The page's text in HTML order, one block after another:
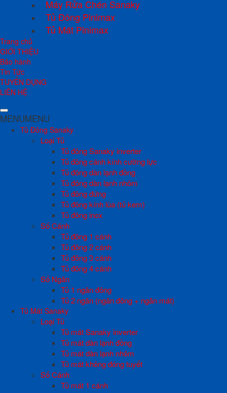
Máy Rửa Chén Sanaky
Tủ Đông Pinimax
Tủ Mát Pinimax
Trang chủ
GIỚI THIỆU
Bảo hành
Tin Tức
TUYỂN DỤNG
LIÊN HỆ
MENUMENU
Tủ Đông Sanaky
Loại Tủ
Tủ đông Sanaky inverter
Tủ đông cánh kính cường lực
Tủ đông dàn lạnh đồng
Tủ đông dàn lạnh nhôm
Tủ đông đứng
Tủ đông kính lùa (tủ kem)
Tủ đông inox
Số Cánh
Tủ đông 1 cánh
Tủ đông 2 cánh
Tủ đông 3 cánh
Tủ đông 4 cánh
Số Ngăn
Tủ 1 ngăn đông
Tủ 2 ngăn (ngăn đông + ngăn mát)
Tủ Mát Sanaky
Loại Tủ
Tủ mát Sanaky inverter
Tủ mát dàn lạnh đồng
Tủ mát dàn lạnh nhôm
Tủ mát không đóng tuyết
Số Cánh
Tủ mát 1 cánh